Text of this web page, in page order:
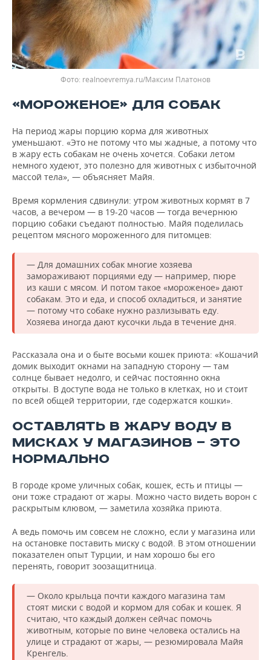
realnoevremya.ru/Максим Платонов
«МОРОЖЕНОЕ» ДЛЯ СОБАК
На период жары порцию корма для животных
уменьшают. «Это не потому что мы жадные, а потому что
в жару есть собакам не очень хочется. Собаки летом
немного худеют, это полезно для животных с избыточной
массой тела», — объясняет Майя.
Время кормления сдвинули: утром животных кормят в 7
часов, а вечером — в 19-20 часов — тогда вечернюю
порцию собаки съедают полностью. Майя поделилась
рецептом мясного мороженного для питомцев:
— Для домашних собак многие хозяева
замораживают порциями еду — например, пюре
из каши с мясом. И потом такое «мороженое» дают
собакам. Это и еда, и способ охладиться, и занятие
— потому что собаке нужно разлизывать еду.
Хозяева иногда дают кусочки льда в течение дня.
Рассказала она и о быте восьми кошек приюта: «Кошачий
домик выходит окнами на западную сторону — там
солнце бывает недолго, и сейчас постоянно окна
открыты. В доступе вода не только в клетках, но и стоит
по всей общей территории, где содержатся кошки».
ОСТАВЛЯТЬ В ЖАРУ ВОДУ В
МИСКАХ У МАГАЗИНОВ — ЭТО
НОРМАЛЬНО
В городе кроме уличных собак, кошек, есть и птицы —
они тоже страдают от жары. Можно часто видеть ворон с
раскрытым клювом, — заметила хозяйка приюта.
А ведь помочь им совсем не сложно, если у магазина или
на остановке поставить миску с водой. В этом отношении
показателен опыт Турции, и нам хорошо бы его
перенять, говорит зоозащитница.
— Около крыльца почти каждого магазина там
стоят миски с водой и кормом для собак и кошек. Я
считаю, что каждый должен сейчас помочь
животным, которые по вине человека остались на
улице и страдают от жары, — резюмировала Майя
Кренгель.